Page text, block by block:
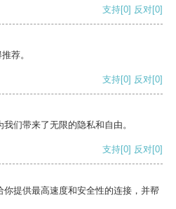
支持[0] 反对[0]
荐。
支持[0] 反对[0]
们带来了无限的隐私和自由。
支持[0] 反对[0]
提供最高速度和安全性的连接，并帮